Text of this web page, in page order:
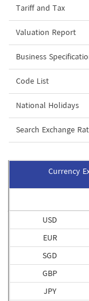
Tariff and Tax
Valuation Report
Business
Code List
National Holidays
Search Exchange
Currency
USD
EUR
SGD
GBP
JPY